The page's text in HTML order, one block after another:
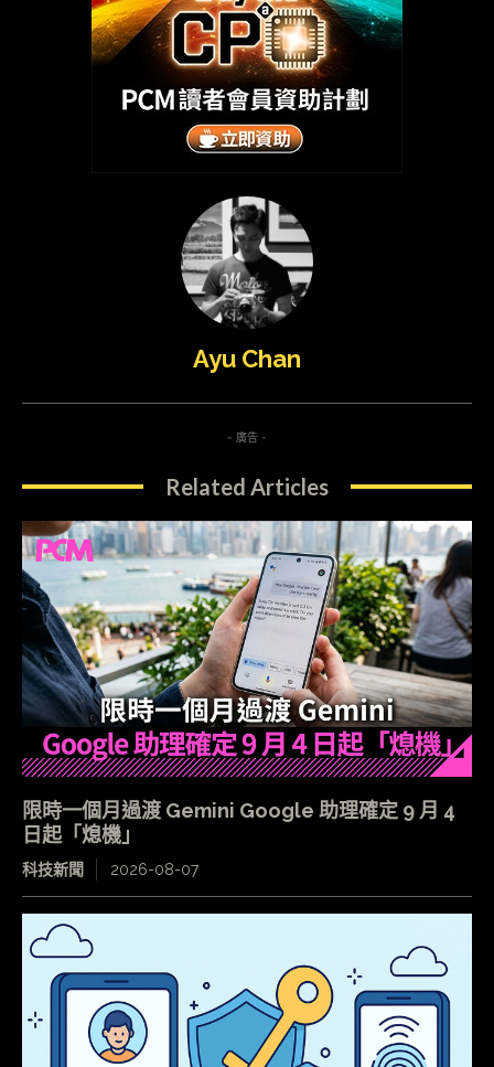
Ayu Chan
- 廣告 -
Related Articles
限時一個月過渡 Gemini Google 助理確定 9 月 4
日起「熄機」
科技新聞 2026-08-07